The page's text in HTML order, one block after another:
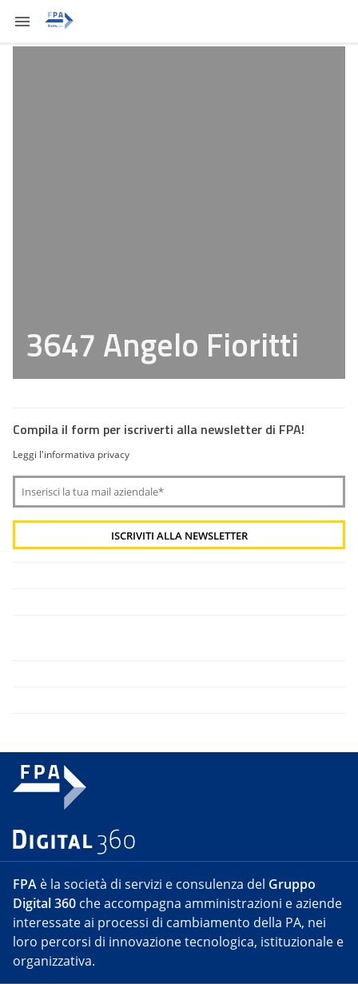
3647 Angelo Fioritti
Compila il form per iscriverti alla newsletter di FPA!
Leggi l'informativa privacy
FPA è la società di servizi e consulenza del Gruppo
Digital 360 che accompagna amministrazioni e aziende
interessate ai processi di cambiamento della PA, nei
loro percorsi di innovazione tecnologica, istituzionale e
organizzativa.